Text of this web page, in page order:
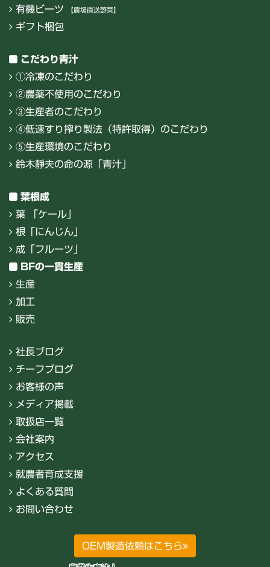
有機ビーツ 【農場直送野菜】
ギフト梱包
こだわり青汁
①冷凍のこだわり
②農薬不使用のこだわり
③生産者のこだわり
④低速すり搾り製法（特許取得）のこだわり
⑤生産環境のこだわり
鈴木靜夫の命の源「青汁」
葉根成
葉 「ケール」
根「にんじん」
成「フルーツ」
BFの一貫生産
生産
加工
販売
社長ブログ
チーフブログ
お客様の声
メディア掲載
取扱店一覧
会社案内
アクセス
就農者育成支援
よくある質問
お問い合わせ
OEM製造依頼はこちら